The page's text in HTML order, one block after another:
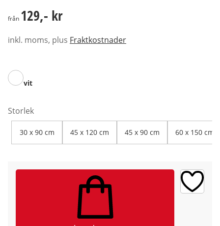
129,- kr
från 129,- kr
inkl. moms, plus Fraktkostnader
vit
Storlek
30 x 90 cm 45 x 120 cm 45 x 90 cm 60 x 150 cm